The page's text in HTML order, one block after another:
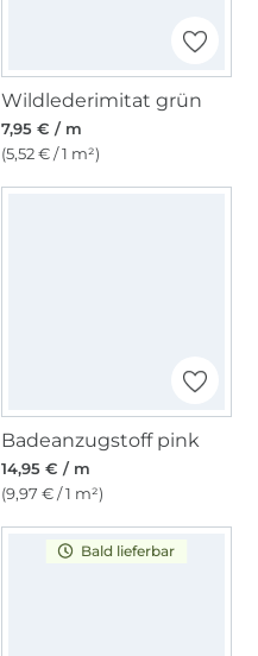
Wildlederimitat grün
7,95 € / m
(5,52 € / 1 m²)
Badeanzugstoff pink
14,95 € / m
(9,97 € / 1 m²)
Bald lieferbar